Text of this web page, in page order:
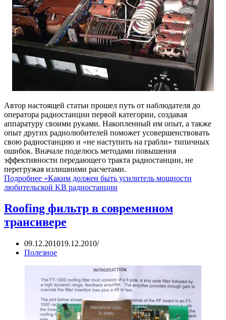
Автор настоящей статьи прошел путь от наблюдателя до
оператора радиостанции первой категории, создавая
аппаратуру своими руками. Накопленный им опыт, а также
опыт других радиолюбителей поможет усовершенствовать
свою радиостанцию и «не наступить на грабли» типичных
ошибок. Вначале поделюсь методами повышения
эффективности передающего тракта радиостанции, не
перегружая излишними расчетами.
Подробнее »Каким должен быть усилитель мощности
любительской KB радиостанции
Roofing фильтр в современном
трансивере
09.12.201019.12.2010
Полезное